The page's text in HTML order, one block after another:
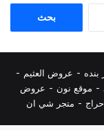
بنده - عروض العثيم -
- موقع نون - عروض
- متجر شي ان